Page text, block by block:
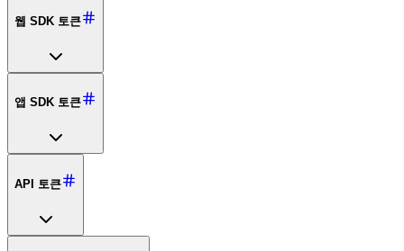
웹 SDK 토큰
앱 SDK 토큰
API 토큰